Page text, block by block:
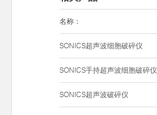
名称：
SONICS超声波细胞破碎仪
SONICS手持超声波细胞破碎仪
SONICS超声波破碎仪